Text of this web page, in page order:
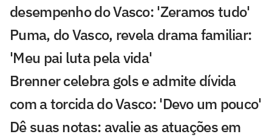
desempenho do Vasco: 'Zeramos tudo'
Puma, do Vasco, revela drama familiar:
'Meu pai luta pela vida'
Brenner celebra gols e admite dívida
com a torcida do Vasco: 'Devo um pouco'
Dê suas notas: avalie as atuações em